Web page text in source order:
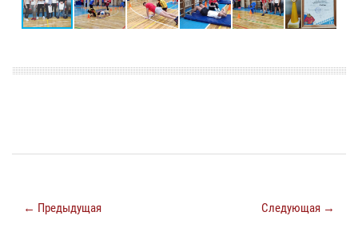
← Предыдущая Следующая →